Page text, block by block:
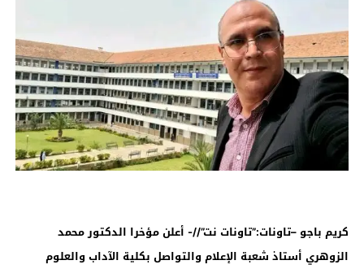
كريم باجو –تاونات:”تاونات نت”//- أعلن مؤخرا الدكتور محمد
الزوهري أستاذ شعبة الإعلام والتواصل بكلية الآداب والعلوم